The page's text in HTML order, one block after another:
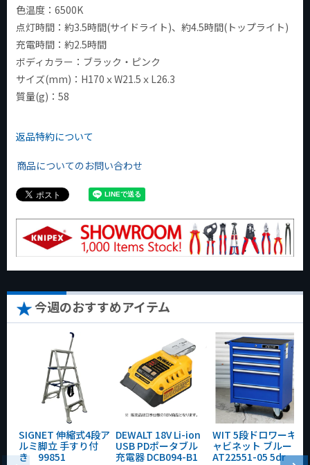
色温度：6500K
点灯時間：約3.5時間(サイドライト)、約4.5時間(トップライト)
充電時間：約2.5時間
ボディカラー：ブラック・ピンク
サイズ(mm)：H170ｘW21.5ｘL26.3
質量(g)：58
返品特約について
商品についてのお問い合わせ
今週のおすすめアイテム
SIGNET 伸縮式4段ア
ルミ脚立 手すり付
き 99851
DEWALT 18V Li-ion
USB PDポータブル
充電器 DCB094-B1
WIT 5段ドロワーキ
ャビネット ブルー
AT22551-05 5dr